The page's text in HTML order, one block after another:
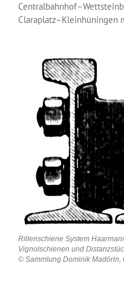
Claraplatz–Kleinhüningen
Rillenschiene System
Vignolschienen und
© Sammlung Dominik Madörin,